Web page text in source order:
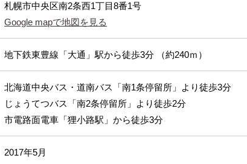
札幌市中央区南2条西1丁目8番1号
Google mapで地図を見る
地下鉄東豊線「大通」駅から徒歩3分 （約240ｍ）
北海道中央バス・道南バス「南1条停留所」より徒歩3分
じょうてつバス「南2条停留所」より徒歩2分
市電路面電車「狸小路駅」から徒歩3分
2017年5月